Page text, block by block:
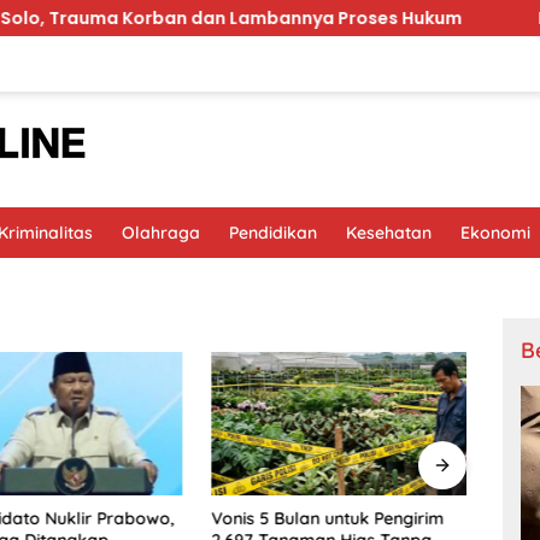
Korban dan Lambannya Proses Hukum
Olahraga Pendidikan Kesehatan Ekonomi
Nuklir Prabowo,
Vonis 5 Bulan untuk Pengirim